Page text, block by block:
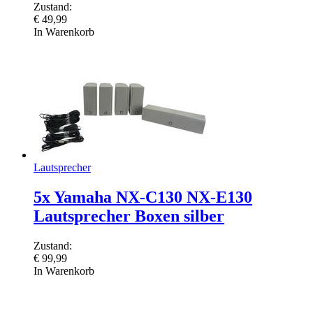
Zustand:
€ 49,99
In Warenkorb
Lautsprecher
5x Yamaha NX-C130 NX-E130
Lautsprecher Boxen silber
Zustand:
€ 99,99
In Warenkorb